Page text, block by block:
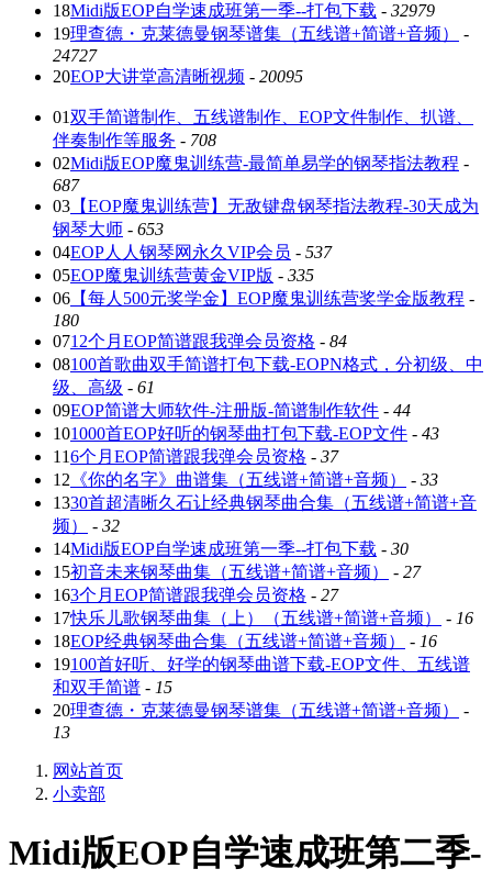
18Midi版EOP自学速成班第一季--打包下载 - 32979
19理查德・克莱德曼钢琴谱集（五线谱+简谱+音频）
-
24727
20EOP大讲堂高清晰视频 - 20095
01双手简谱制作、五线谱制作、EOP文件制作、扒谱、
伴奏制作等服务 - 708
02Midi版EOP魔鬼训练营-最简单易学的钢琴指法教程 -
687
03 【EOP魔鬼训练营】无敌键盘钢琴指法教程-30天成为
钢琴大师 - 653
04EOP人人钢琴网永久VIP会员 - 537
05EOP魔鬼训练营黄金VIP版 - 335
06 【每人500元奖学金】EOP魔鬼训练营奖学金版教程 -
180
0712个月EOP简谱跟我弹会员资格 - 84
08100首歌曲双手简谱打包下载-EOPN格式，分初级、中
级、高级 - 61
09EOP简谱大师软件-注册版-简谱制作软件 - 44
101000首EOP好听的钢琴曲打包下载-EOP文件 - 43
116个月EOP简谱跟我弹会员资格 - 37
12 《你的名字》曲谱集（五线谱+简谱+音频） - 33
1330首超清晰久石让经典钢琴曲合集（五线谱+简谱+音
频）
- 32
14Midi版EOP自学速成班第一季--打包下载 - 30
15初音未来钢琴曲集（五线谱+简谱+音频） - 27
163个月EOP简谱跟我弹会员资格 - 27
17快乐儿歌钢琴曲集（上）（五线谱+简谱+音频） - 16
18EOP经典钢琴曲合集（五线谱+简谱+音频） - 16
19100首好听、好学的钢琴曲谱下载-EOP文件、五线谱
和双手简谱 - 15
20理查德・克莱德曼钢琴谱集（五线谱+简谱+音频）
-
13
网站首页
小卖部
Midi版EOP自学速成班第二季-